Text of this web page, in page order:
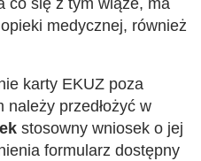
co się z tym wiąże, ma
medycznej, również
karty EKUZ poza
przedłożyć w
stosowny wniosek o jej
formularz dostępny